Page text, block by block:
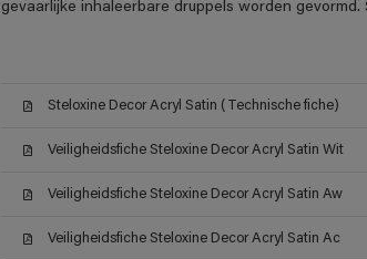
gevaarlijke inhaleerbare druppels worden gevormd.
Steloxine Decor Acryl Satin (Technische fiche)
Veiligheidsfiche Steloxine Decor Acryl Satin Wit
Veiligheidsfiche Steloxine Decor Acryl Satin Aw
Veiligheidsfiche Steloxine Decor Acryl Satin Ac